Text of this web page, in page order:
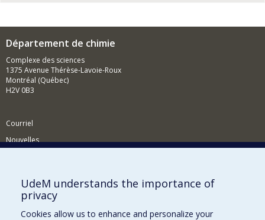
Département de chimie
Complexe des sciences
1375 Avenue Thérèse-Lavoie-Roux
Montréal (Québec)
H2V 0B3
Courriel
Nouvelles
Comment soutenir le Département?
BESOIN D'AIDE?
Plan du site
UdeM understands the importance of
privacy
Cookies allow us to enhance and personalize your